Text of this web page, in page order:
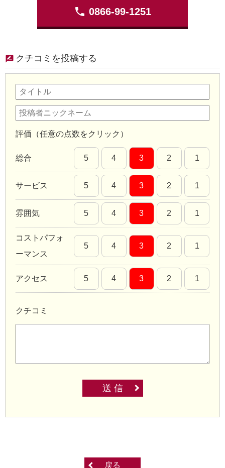
phone 0866-99-1251
クチコミを投稿する
評価（任意の点数をクリック）
総合 5 4 3 2 1
サービス 5 4 3 2 1
雰囲気 5 4 3 2 1
コストパフォ
ーマンス
5 4 3 2 1
アクセス 5 4 3 2 1
クチコミ
送 信
戻る